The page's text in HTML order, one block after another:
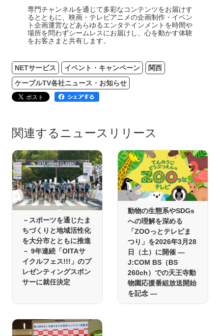
専門チャンネルを通じて多彩なコンテンツをお届けす
るとともに、映画・テレビアニメの企画制作・イベン
ト企画運営などあらゆるエンタテインメントを時間や
場所を問わずシームレスにお届けし、心を動かす体験
をお客さまと共有します。
NETサービス イベント・キャンペーン
関西
ケーブルTV各社ニュース・お知らせ
関連するニュースリリース
－スポーツを通じたま
ちづくりと地域活性化
を大分市とともに推進
－ 9年連続「OITAサ
イクルフェス!!!」のプ
レゼンティングスポン
サーに就任決定
動物の生態系やSDGs
への理解を深める
「ZOOっとテレビま
つり」を2026年3月28
日（土）に開催 ―
J:COM BS（BS
260ch）での天王寺動
物園応援番組放送開始
を記念 ―